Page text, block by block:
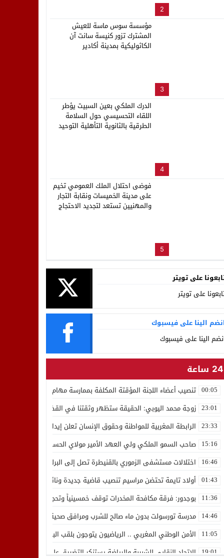
2
3
مؤسسة سوس ماسة للعيش
المشترك تزور كنيسة سانت آن
الكاثوليكية بمدينة أكادير
4
الدرك الملكي بعين السبيت يؤطر
اللقاء التحسيسي حول السلامة
الطرقية بالثانوية التأهلية التوحيد
5
فوضى احتلال الملك العمومي تخيم
على مدينة الخميسات ونقابة التجار
والمهنيين تستعد لتجديد الاحتجاج
على تويتر
على تويتر
الينا على فيسبوك
الينا على فيسبوك
24 ساعة
00:05 تنصيب أعضاء اللجنة المؤقتة المكلفة بممارسة مهام المجلس الوطني
23:01 زوجة محمد اليوبي: الحقيقة ستظهر وثقتنا في القضاء ثابتة
23:33 الرابطة المغربية للمواطنة وحقوق الإنسان تعلن إيداع رئيسها
15:16 صاحب السمو الملكي ولي العهد الأمير مولاي الحسن يدشن “برج
16:46 اختلالات مستشفى الزموري بالقنيطرة تصل إلى البرلمان واستقالة
01:43 أولاد تايمة تحتضن مراسيم تنصيب قاضية جديدة ونائب لوكيل الملك
11:36 بوجدور: فرقة مكافحة المخدرات توقف خمسينياً وتحجز 10 كيلوغرامات من الشيرا
14:46 مدرسة تورسولت بدون ماء صالح للشرب ومرافق صحية في وضعية
11:05 الأمن الوطني المغربي .. الرياضيون يتوجون بلقب البطولة العربية
19:01 الاتحاد النقابي للشبيبة والرياضة يستنكر التضييق على الموظفين